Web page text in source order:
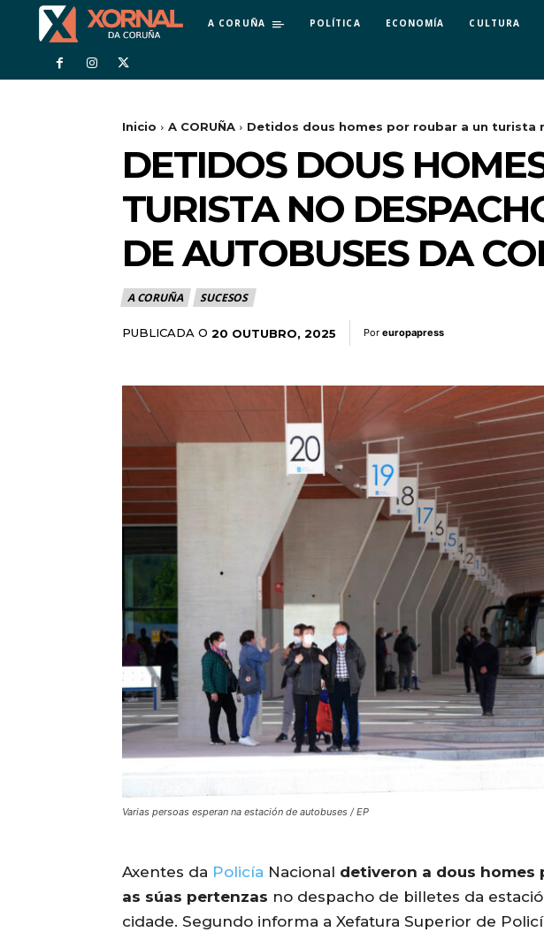
A CORUÑA POLÍTICA ECONOMÍA CULTURA
Inicio A CORUÑA Detidos dous homes por roubar a un turista
DETIDOS DOUS
TURISTA NO
DE AUTOBUSES DA
A CORUÑA SUCESOS
PUBLICADA O 20 OUTUBRO, 2025 Por europapress
Varias persoas esperan na estación de autobuses / EP
Axentes da Policía Nacional detiveron a dous homes
as súas pertenzas no despacho de billetes da
cidade. Segundo informa a Xefatura Superior de